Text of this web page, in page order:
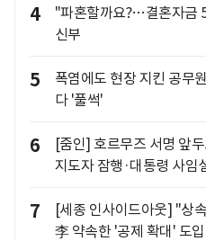
4
"파혼할까요?…결혼자금
신부
5
폭염에도 현장 지킨 공무
다 '풀썩'
6
[줌인] 호르무즈 서명 앞
지도자 잠행·대통령 사임
7
[세종 인사이드아웃] "상
李 약속한 '공제 확대' 도